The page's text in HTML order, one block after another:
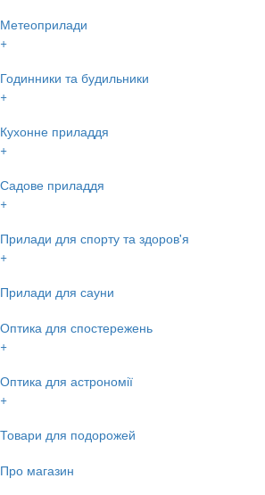
Метеоприлади
+
Годинники та будильники
+
Кухонне приладдя
+
Садове приладдя
+
Прилади для спорту та здоров'я
+
Прилади для сауни
Оптика для спостережень
+
Оптика для астрономії
+
Товари для подорожей
Про магазин